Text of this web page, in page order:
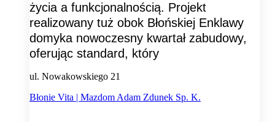
życia a funkcjonalnością. Projekt
realizowany tuż obok Błońskiej Enklawy
domyka nowoczesny kwartał zabudowy,
oferując standard, który
ul. Nowakowskiego 21
Błonie Vita | Mazdom Adam Zdunek Sp. K.